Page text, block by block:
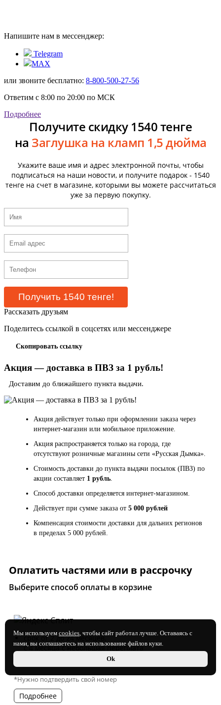
Мы используем cookies, чтобы сайт работал лучше. Оставаясь с
нами, вы соглашаетесь на использование файлов куки.
Ok
Напишите нам в мессенджер:
Telegram
MAX
или звоните бесплатно: 8-800-500-27-56
Ответим с 8:00 по 20:00 по МСК
Подробнее
Получите скидку 1540 тенге
на Заглушка на кламп 1,5 дюйма
Укажите ваше имя и адрес электронной почты, чтобы
подписаться на наши новости, и получите подарок - 1540
тенге на счет в магазине, которыми вы можете рассчитаться
уже за первую покупку.
Рассказать друзьям
Поделитесь ссылкой в соцсетях или мессенджере
Скопировать ссылку
Акция — доставка в ПВЗ за 1 рубль!
Доставим до ближайшего пункта выдачи.
Акция действует только при оформлении заказа через
интернет-магазин или мобильное приложение.
Акция распространяется только на города, где
отсутствуют розничные магазины сети «Русская Дымка».
Стоимость доставки до пункта выдачи посылок (ПВЗ) по
акции составляет 1 рубль
Способ доставки определяется интернет-магазином.
Действует при сумме заказа от 5 000 рублей
Компенсация стоимости доставки для дальних регионов
в пределах 5 000 рублей.
Оплатить частями или в рассрочку
Выберите способ оплаты в корзине
срок от 2 до 24 месяцев,
с 4 месяца с небольшая переплата
*Нужно подтвердить свой номер
Подробнее